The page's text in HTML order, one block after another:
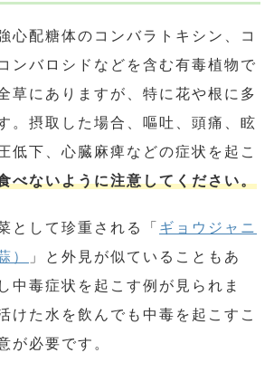
心配糖体のコンバラトキシン、コ
ンバロシドなどを含む有毒植物で
草にありますが、特に花や根に多
。摂取した場合、嘔吐、頭痛、眩
低下、心臓麻痺などの症状を起こ
べないように注意してください。
として珍重される「 ギョウジャニ
）
」と外見が似ていることもあ
中毒症状を起こす例が見られま
けた水を飲んでも中毒を起こすこ
が必要です。